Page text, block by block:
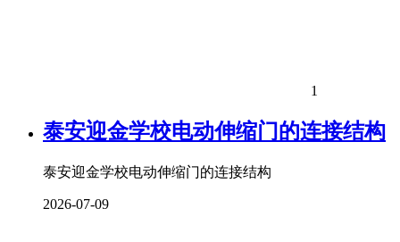
1
泰安迎金学校电动伸缩门的连接结构
泰安迎金学校电动伸缩门的连接结构
2026-07-09